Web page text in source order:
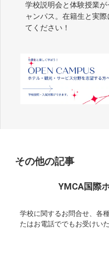
学校説明会と体験授業
ャンパス。在籍生と実
てください！
その他の記事
YMCA国際
学校に関するお問合せ、各
たはお電話ででもお受けい